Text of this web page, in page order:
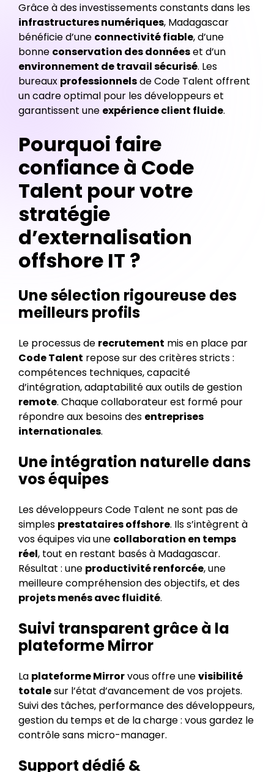
Grâce à des investissements constants dans les
infrastructures numériques, Madagascar
bénéficie d’une connectivité fiable, d’une
bonne conservation des donnéeset d’un
environnement de travail sécurisé. Les
bureaux professionnelsde Code Talent offrent
un cadre optimal pour les développeurs et
garantissent une expérience client fluide.
Pourquoi faire
confiance à Code
Talent pour votre
stratégie
d’externalisation
offshore IT ?
Une sélection rigoureuse des
meilleurs profils
Le processus de recrutement mis en place par
Code Talent repose sur des critères stricts :
compétences techniques, capacité
d’intégration, adaptabilité aux outils de gestion
remote. Chaque collaborateur est formé pour
répondre aux besoins des entreprises
internationales.
Une intégration naturelle dans
vos équipes
Les développeurs Code Talent ne sont pas de
simples prestataires offshore. Ils s’intègrent à
vos équipes via une collaboration en temps
réel, tout en restant basés à Madagascar.
Résultat : une productivité renforcée, une
meilleure compréhension des objectifs, et des
projets menés avec fluidité.
Suivi transparent grâce à la
plateforme Mirror
La plateforme Mirrorvous offre unevisibilité
totalesur l’état d’avancement de vos projets.
Suivi des tâches, performance des développeurs,
gestion du temps et de la charge : vous gardez le
contrôle sans micro-manager.
Support dédié &